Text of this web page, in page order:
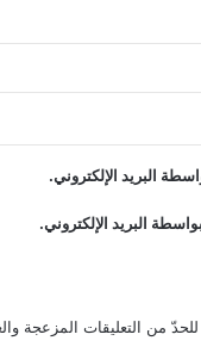
البريد الإلكتروني.
البريد الإلكتروني.